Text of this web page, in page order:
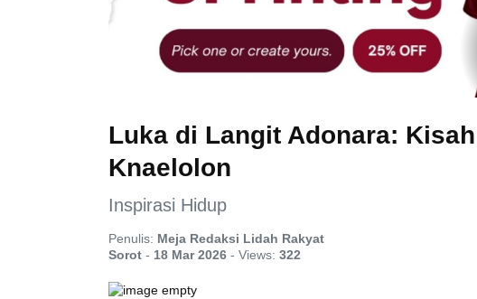
Luka di Langit Adonara:
Knaelolon
Inspirasi Hidup
Penulis: Meja Redaksi Lidah Rakyat
Sorot - 18 Mar 2026 - Views: 322